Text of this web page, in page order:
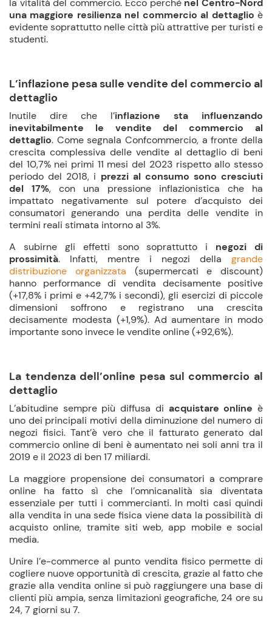
una maggiore resilienza nel commercio al dettaglio è
evidente soprattutto nelle città più attrattive per turisti e
studenti.
L’inflazione pesa sulle vendite del commercio al
dettaglio
Inutile dire che l’inflazione
sta influenzando
inevitabilmente le vendite del commercio al
dettaglio. Come segnala Confcommercio, a fronte della
crescita complessiva delle vendite al dettaglio di beni
del 10,7% nei primi 11 mesi del 2023 rispetto allo stesso
periodo del 2018, i prezzi al consumo sono cresciuti
del 17%, con una pressione inflazionistica che ha
impattato negativamente sul potere d’acquisto dei
consumatori generando una perdita delle vendite in
termini reali stimata intorno al 3%.
A subirne gli effetti sono soprattutto i negozi di
prossimità. Infatti, mentre i negozi della grande
distribuzione organizzata (supermercati e discount)
hanno performance di vendita decisamente positive
(+17,8% i primi e +42,7% i secondi), gli esercizi di piccole
dimensioni soffrono e registrano una crescita
decisamente modesta (+1,9%). Ad aumentare in modo
importante sono invece le vendite online (+92,6%).
La tendenza dell’online pesa sul commercio al
dettaglio
L’abitudine sempre più diffusa di acquistare online è
uno dei principali motivi della diminuzione del numero di
negozi fisici. Tant’è vero che il fatturato generato dal
commercio online di beni è aumentato nei soli anni tra il
2019 e il 2023 di ben 17 miliardi.
La maggiore propensione dei consumatori a comprare
online ha fatto sì che l’omnicanalità sia diventata
essenziale per tutti i commercianti. In molti casi quindi
alla vendita in una sede fisica viene data la possibilità di
acquisto online, tramite siti web, app mobile e social
media.
Unire l’e-commerce al punto vendita fisico permette di
cogliere nuove opportunità di crescita, grazie al fatto che
grazie alla vendita online si può raggiungere una base di
clienti più ampia, senza limitazioni geografiche, 24 ore su
24, 7 giorni su 7.